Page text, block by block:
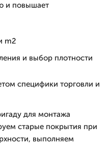
и повышает
m2
и выбор плотности
специфики торговли и
для монтажа
старые покрытия при
выполняем